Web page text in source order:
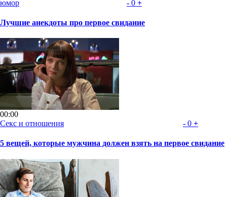
юмор
- 0 +
Лучшие анекдоты про первое свидание
00:00
Секс и отношения
- 0 +
5 вещей, которые мужчина должен взять на первое свидание